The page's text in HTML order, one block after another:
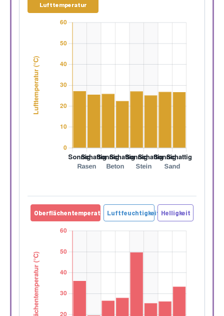
Lufttemperatur
Oberflächentemperatur Luftfeuchtigkeit Helligkeit